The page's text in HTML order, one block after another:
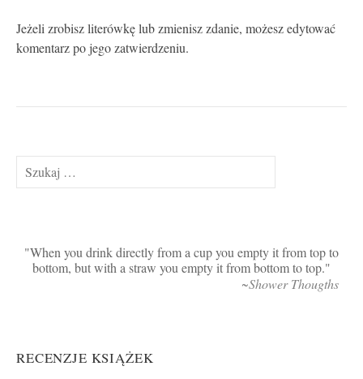
Jeżeli zrobisz literówkę lub zmienisz zdanie, możesz edytować
komentarz po jego zatwierdzeniu.
Szukaj:
When you drink directly from a cup you empty it from top to
bottom, but with a straw you empty it from bottom to top.
~Shower Thougths
RECENZJE KSIĄŻEK